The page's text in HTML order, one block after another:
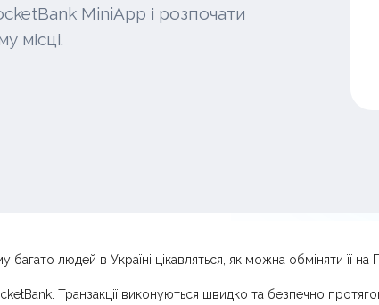
MiniApp і розпочати
місці.
людей в Україні цікавляться, як можна обміняти її на
Транзакції виконуються швидко та безпечно